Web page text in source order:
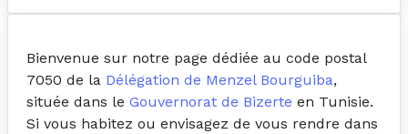
Bienvenue sur notre page dédiée au code postal
7050 de la Délégation de Menzel Bourguiba,
située dans le Gouvernorat de Bizerte en Tunisie.
Si vous habitez ou envisagez de vous rendre dans